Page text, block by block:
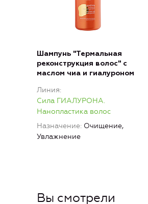
Шампунь "Термальная
реконструкция волос" с
маслом чиа и гиалуроном
Линия
Сила ГИАЛУРОНА.
Нанопластика волос
Назначение Очищение,
Увлажнение
Вы смотрели